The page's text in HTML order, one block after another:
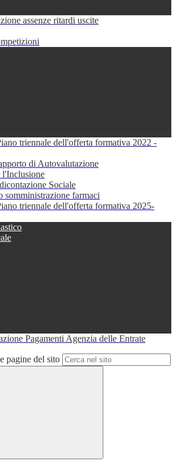
assenze ritardi uscite
triennale dell'offerta formativa 2022 -
di Autovalutazione
l'Inclusione
Sociale
somministrazione farmaci
triennale dell'offerta formativa 2025-
Pagamenti Agenzia delle Entrate
pagine del sito